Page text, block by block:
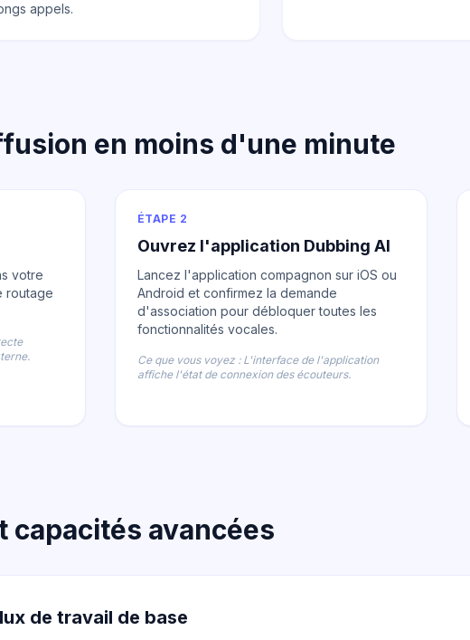
appels.
en moins d'une minute
votre
routage
ÉTAPE 2
Ouvrez l'application Dubbing AI
Lancez l'application compagnon sur iOS ou
Android et confirmez la demande
d'association pour débloquer toutes les
fonctionnalités vocales.
Ce que vous voyez : L'interface de l'application
affiche l'état de connexion des écouteurs.
capacités avancées
de travail de base